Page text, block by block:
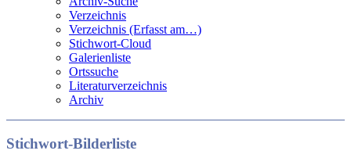
Verzeichnis
Verzeichnis (Erfasst am…)
Stichwort-Cloud
Galerienliste
Ortssuche
Literaturverzeichnis
Archiv
Stichwort-Bilderliste